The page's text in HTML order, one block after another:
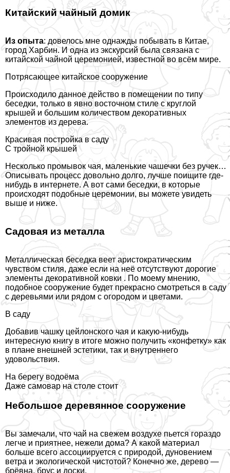
Китайский чайный домик
Из опыта: довелось мне однажды побывать в Китае,
город Харбин. И одна из экскурсий была связана с
китайской чайной церемонией, известной во всём мире.
Потрясающее китайское сооружение
Происходило данное действо в помещении по типу
беседки, только в явно восточном стиле с круглой
крышей и большим количеством декоративных
элементов из дерева.
Красивая постройка в саду
С тройной крышей
Несколько промывок чая, маленькие чашечки без ручек…
Описывать процесс довольно долго, лучше поищите где-
нибудь в интернете. А вот сами беседки, в которые
происходят подобные церемонии, вы можете увидеть
выше и ниже.
Садовая из металла
Металлическая беседка веет аристократическим
чувством стиля, даже если на неё отсутствуют дорогие
элементы декоративной ковки . По моему мнению,
подобное сооружение будет прекрасно смотреться в саду
с деревьями или рядом с огородом и цветами.
В саду
Добавив чашку цейлонского чая и какую-нибудь
интересную книгу в итоге можно получить «конфетку» как
в плане внешней эстетики, так и внутреннего
удовольствия.
На берегу водоёма
Даже самовар на столе стоит
Небольшое деревянное сооружение
Вы замечали, что чай на свежем воздухе пьется гораздо
легче и приятнее, нежели дома? А какой материал
больше всего ассоциируется с природой, дуновением
ветра и экологической чистотой? Конечно же, дерево —
брёвна, брус и доски.